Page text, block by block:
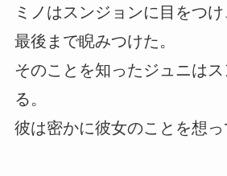
ミノはスンジョンに目をつ
最後まで睨みつけた。
そのことを知ったジュニは
る。
彼は密かに彼女のことを想っ